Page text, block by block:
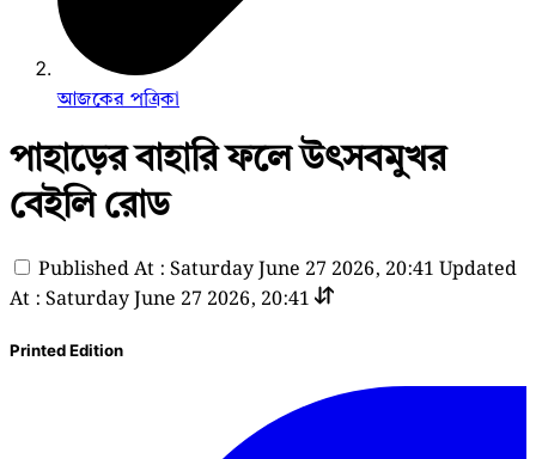
আজকের পত্রিকা
পাহাড়ের বাহারি ফলে উৎসবমুখর
বেইলি রোড
Published At : Saturday June 27 2026, 20:41 Updated
At : Saturday June 27 2026, 20:41
Printed Edition